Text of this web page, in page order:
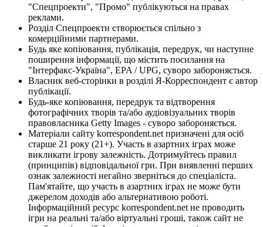
"Спецпроекти", "Промо" публікуються на правах
реклами.
Розділ Спецпроекти створюється спільно з
комерційними партнерами.
Будь яке копіювання, публікація, передрук, чи наступне
поширення інформації, що містить посилання на
"Інтерфакс-Україна", EPA / UPG, суворо забороняється.
Власник веб-сторінки в розділі Я-Корреспондент є автор
публікації.
Будь-яке копіювання, передрук та відтворення
фотографічних творів та/або аудіовізуальних творів
правовласника Getty Images - суворо забороняється.
Матеріали сайту korrespondent.net призначені для осіб
старше 21 року (21+). Участь в азартних іграх може
викликати ігрову залежність. Дотримуйтесь правил
(принципів) відповідальної гри. При виявленні перших
ознак залежності негайно зверніться до спеціаліста.
Пам'ятайте, що участь в азартних іграх не може бути
джерелом доходів або альтернативою роботі.
Інформаційний ресурс korrespondent.net не проводить
ігри на реальні та/або віртуальні гроші, також сайт не